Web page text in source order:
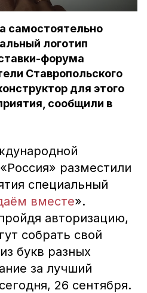
самостоятельно
логотип
форума
Ставропольского
для этого
сообщили в
разместили
специальный
вместе».
авторизацию,
собрать свой
букв разных
за лучший
26 сентября.